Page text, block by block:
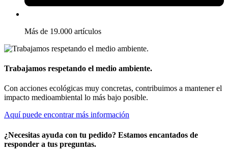
Más de 19.000 artículos
Trabajamos respetando el medio ambiente.
Con acciones ecológicas muy concretas, contribuimos a mantener el
impacto medioambiental lo más bajo posible.
Aquí puede encontrar más información
¿Necesitas ayuda con tu pedido? Estamos encantados de
responder a tus preguntas.